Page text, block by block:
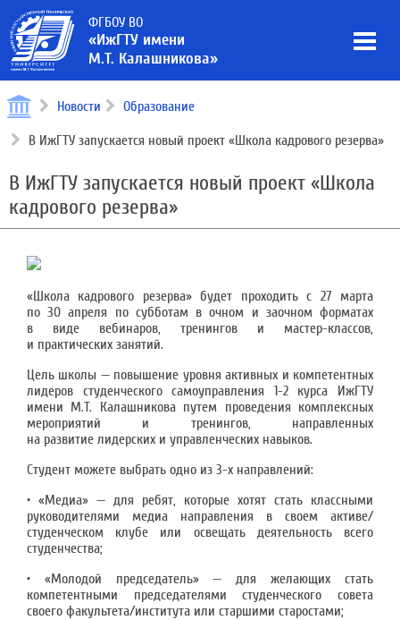
ФГБОУ ВО
«ИжГТУ имени
М.Т. Калашникова»
Новости Образование
В ИжГТУ запускается новый проект «Школа кадрового резерва»
В ИжГТУ запускается новый проект «Школа
кадрового резерва»
«Школа кадрового резерва» будет проходить с 27 марта
по 30 апреля по субботам в очном и заочном форматах
в виде вебинаров, тренингов и мастер-классов,
и практических занятий.
Цель школы — повышение уровня активных и компетентных
лидеров студенческого самоуправления 1-2 курса ИжГТУ
имени М.Т. Калашникова путем проведения комплексных
мероприятий и тренингов, направленных
на развитие лидерских и управленческих навыков.
Студент можете выбрать одно из 3-х направлений:
• «Медиа» — для ребят, которые хотят стать классными
руководителями медиа направления в своем активе/
студенческом клубе или освещать деятельность всего
студенчества;
• «Молодой председатель» — для желающих стать
компетентными председателями студенческого совета
своего факультета/института или старшими старостами;